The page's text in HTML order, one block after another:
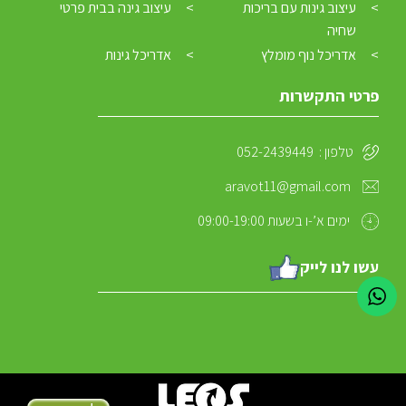
עיצוב גינות עם בריכות
שחיה
עיצוב גינה בבית פרטי
אדריכל נוף מומלץ אדריכל גינות
פרטי התקשרות
טלפון : 052-2439449
aravot11@gmail.com
ימים א’-ו בשעות 09:00-19:00
עשו לנו לייק